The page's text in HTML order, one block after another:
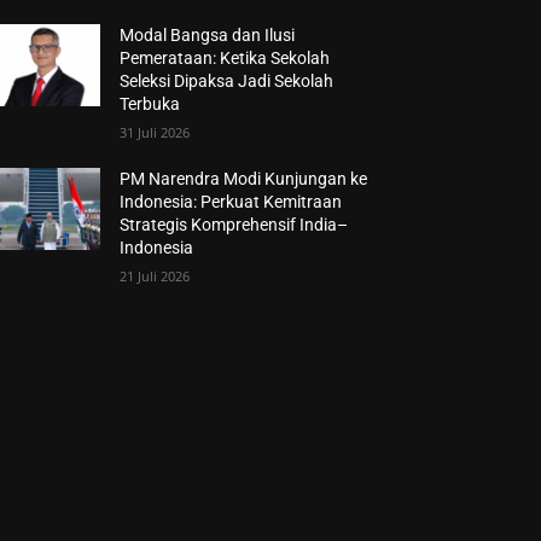
Modal Bangsa dan Ilusi
Pemerataan: Ketika Sekolah
Seleksi Dipaksa Jadi Sekolah
Terbuka
31 Juli 2026
PM Narendra Modi Kunjungan ke
Indonesia: Perkuat Kemitraan
Strategis Komprehensif India–
Indonesia
21 Juli 2026